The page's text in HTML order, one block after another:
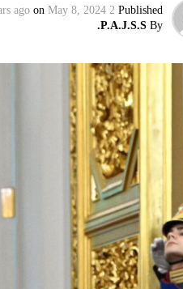
Published
2 years ago
on May 8, 2024
By
P.A.J.S.S.